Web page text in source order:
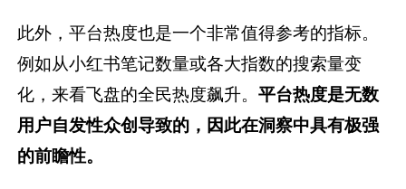
此外，平台热度也是一个非常值得参考的指标。
例如从小红书笔记数量或各大指数的搜索量变
化，来看飞盘的全民热度飙升。平台热度是无数
用户自发性众创导致的，因此在洞察中具有极强
的前瞻性。